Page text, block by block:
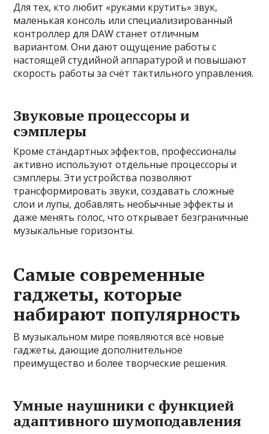
Для тех, кто любит «руками крутить» звук,
маленькая консоль или специализированный
контроллер для DAW станет отличным
вариантом. Они дают ощущение работы с
настоящей студийной аппаратурой и повышают
скорость работы за счёт тактильного управления.
Звуковые процессоры и
сэмплеры
Кроме стандартных эффектов, профессионалы
активно используют отдельные процессоры и
сэмплеры. Эти устройства позволяют
трансформировать звуки, создавать сложные
слои и лупы, добавлять необычные эффекты и
даже менять голос, что открывает безграничные
музыкальные горизонты.
Самые современные
гаджеты, которые
набирают популярность
В музыкальном мире появляются всё новые
гаджеты, дающие дополнительное
преимущество и более творческие решения.
Умные наушники с функцией
адаптивного шумоподавления